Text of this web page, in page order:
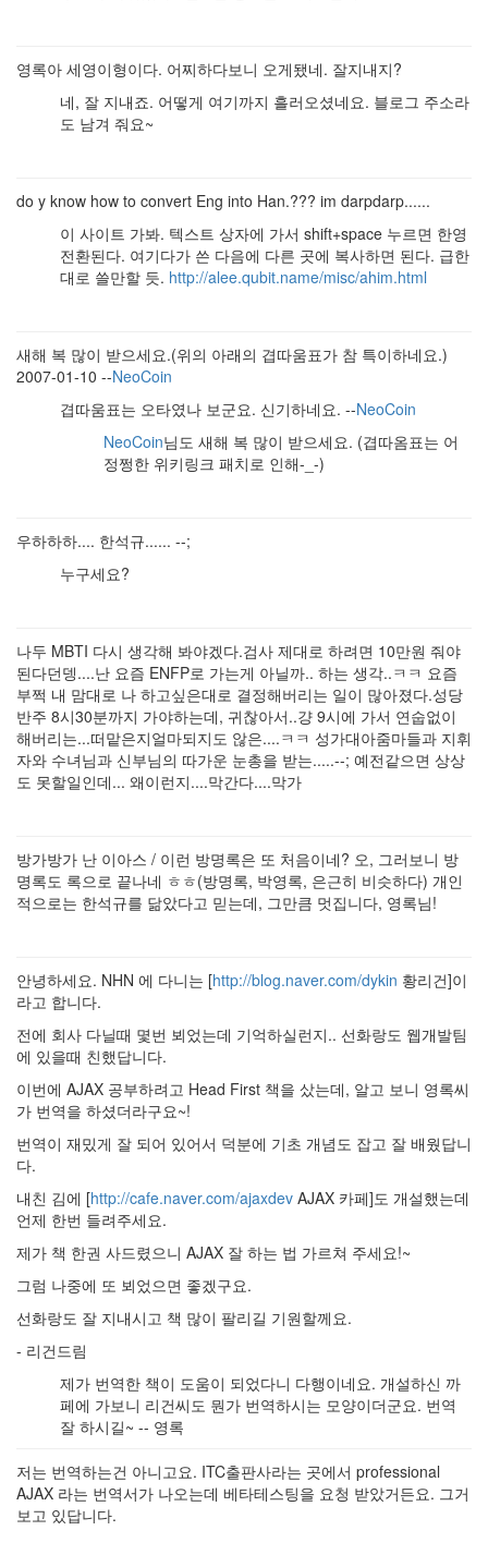
영록아 세영이형이다. 어찌하다보니 오게됐네. 잘지내지?
네, 잘 지내죠. 어떻게 여기까지 흘러오셨네요. 블로그 주소라
도 남겨 줘요~
do y know how to convert Eng into Han.??? im darpdarp......
이 사이트 가봐. 텍스트 상자에 가서 shift+space 누르면 한영
전환된다. 여기다가 쓴 다음에 다른 곳에 복사하면 된다. 급한
대로 쓸만할 듯. http://alee.qubit.name/misc/ahim.html
새해 복 많이 받으세요.(위의 아래의 겹따움표가 참 특이하네요.)
2007-01-10 --NeoCoin
겹따움표는 오타였나 보군요. 신기하네요. --NeoCoin
NeoCoin님도 새해 복 많이 받으세요. (겹따옴표는 어
정쩡한 위키링크 패치로 인해-_-)
우하하하.... 한석규...... --;
누구세요?
나두 MBTI 다시 생각해 봐야겠다.검사 제대로 하려면 10만원 줘야
된다던뎅....난 요즘 ENFP로 가는게 아닐까.. 하는 생각..ㅋㅋ 요즘
부쩍 내 맘대로 나 하고싶은대로 결정해버리는 일이 많아졌다.성당
반주 8시30분까지 가야하는데, 귀찮아서..걍 9시에 가서 연숩없이
해버리는...떠맡은지얼마되지도 않은....ㅋㅋ 성가대아줌마들과 지휘
자와 수녀님과 신부님의 따가운 눈총을 받는.....--; 예전같으면 상상
도 못할일인데... 왜이런지....막간다....막가
방가방가 난 이아스 / 이런 방명록은 또 처음이네? 오, 그러보니 방
명록도 록으로 끝나네 ㅎㅎ(방명록, 박영록, 은근히 비슷하다) 개인
적으로는 한석규를 닮았다고 믿는데, 그만큼 멋집니다, 영록님!
안녕하세요. NHN 에 다니는 [http://blog.naver.com/dykin 황리건]이
라고 합니다.
전에 회사 다닐때 몇번 뵈었는데 기억하실런지.. 선화랑도 웹개발팀
에 있을때 친했답니다.
이번에 AJAX 공부하려고 Head First 책을 샀는데, 알고 보니 영록씨
가 번역을 하셨더라구요~!
번역이 재밌게 잘 되어 있어서 덕분에 기초 개념도 잡고 잘 배웠답니
다.
내친 김에 [http://cafe.naver.com/ajaxdev AJAX 카페]도 개설했는데
언제 한번 들려주세요.
제가 책 한권 사드렸으니 AJAX 잘 하는 법 가르쳐 주세요!~
그럼 나중에 또 뵈었으면 좋겠구요.
선화랑도 잘 지내시고 책 많이 팔리길 기원할께요.
- 리건드림
제가 번역한 책이 도움이 되었다니 다행이네요. 개설하신 까
페에 가보니 리건씨도 뭔가 번역하시는 모양이더군요. 번역
잘 하시길~ -- 영록
저는 번역하는건 아니고요. ITC출판사라는 곳에서 professional
AJAX 라는 번역서가 나오는데 베타테스팅을 요청 받았거든요. 그거
보고 있답니다.